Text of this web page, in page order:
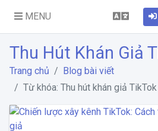
MENU
Thu Hút Khán Giả
Trang chủ
Blog bài viết
Từ khóa: Thu hút khán giả TikTok